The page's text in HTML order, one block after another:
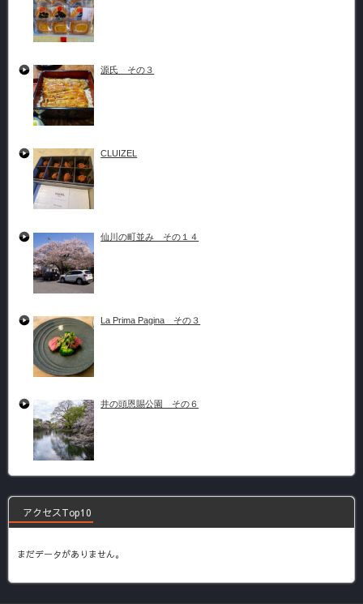
源氏 その３
CLUIZEL
仙川の町並み その１４
La Prima Pagina その３
井の頭恩賜公園 その６
アクセスTop10
まだデータがありません。